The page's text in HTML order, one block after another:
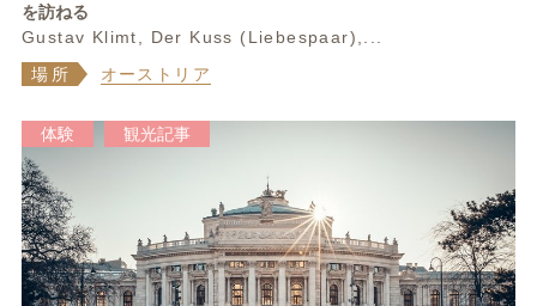
を訪ねる
Gustav Klimt, Der Kuss (Liebespaar),...
場所
オーストリア
体験 観光記事